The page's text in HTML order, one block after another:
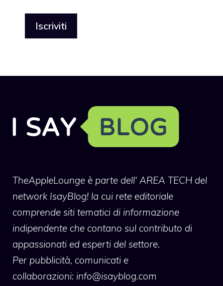
TheAppleLounge è parte dell' AREA TECH del
network IsayBlog! la cui rete editoriale
comprende siti tematici di informazione
indipendente che contano sul contributo di
appassionati ed esperti del settore.
Per pubblicità, comunicati e
collaborazioni: info@isayblog.com